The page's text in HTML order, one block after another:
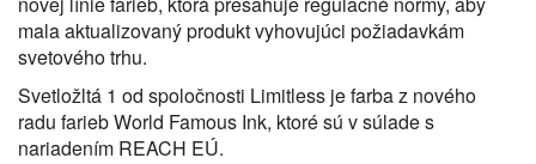
mala aktualizovaný produkt vyhovujúci požiadavkám
svetového trhu.
Svetložltá 1 od spoločnosti Limitless je farba z nového
radu farieb World Famous Ink, ktoré sú v súlade s
nariadením REACH EÚ.